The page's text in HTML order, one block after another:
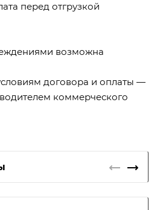
перед отгрузкой
возможна
договора и оплаты —
коммерческого